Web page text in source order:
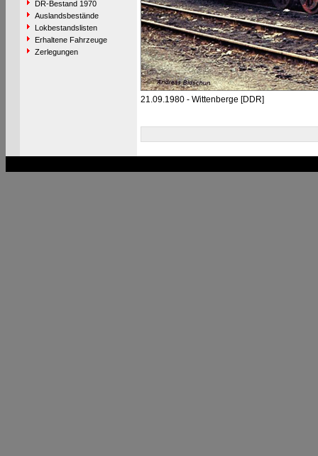
DR-Bestand 1970
Auslandsbestände
Lokbestandslisten
Erhaltene Fahrzeuge
Zerlegungen
21.09.1980 - Wittenberge [DDR]